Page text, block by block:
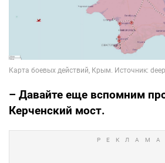
– Давайте еще вспомним
Керченский мост.